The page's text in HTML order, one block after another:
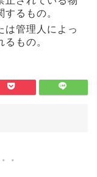
るもの。
は管理人によっ
もの。